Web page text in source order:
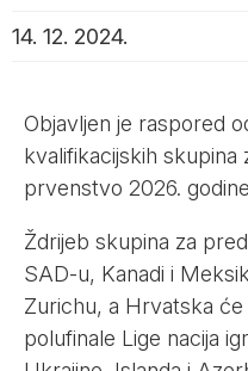
14. 12. 2024.
Objavljen je raspored
kvalifikacijskih skupina
prvenstvo 2026.
Ždrijeb skupina za
SAD-u, Kanadi i
Zurichu, a Hrvatska
polufinale Lige nacija